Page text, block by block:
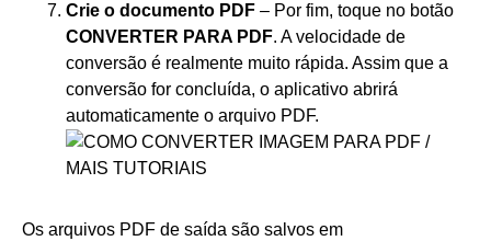
Crie o documento PDF – Por fim, toque no botão
CONVERTER PARA PDF. A velocidade de
conversão é realmente muito rápida. Assim que a
conversão for concluída, o aplicativo abrirá
automaticamente o arquivo PDF.
Os arquivos PDF de saída são salvos em